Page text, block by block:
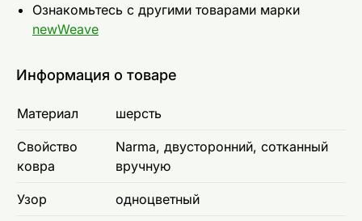
Ознакомьтесь с другими товарами марки
newWeave
Информация о товаре
Материал шерсть
Свойство
ковра
Narma, двусторонний, сотканный
вручную
Узор одноцветный